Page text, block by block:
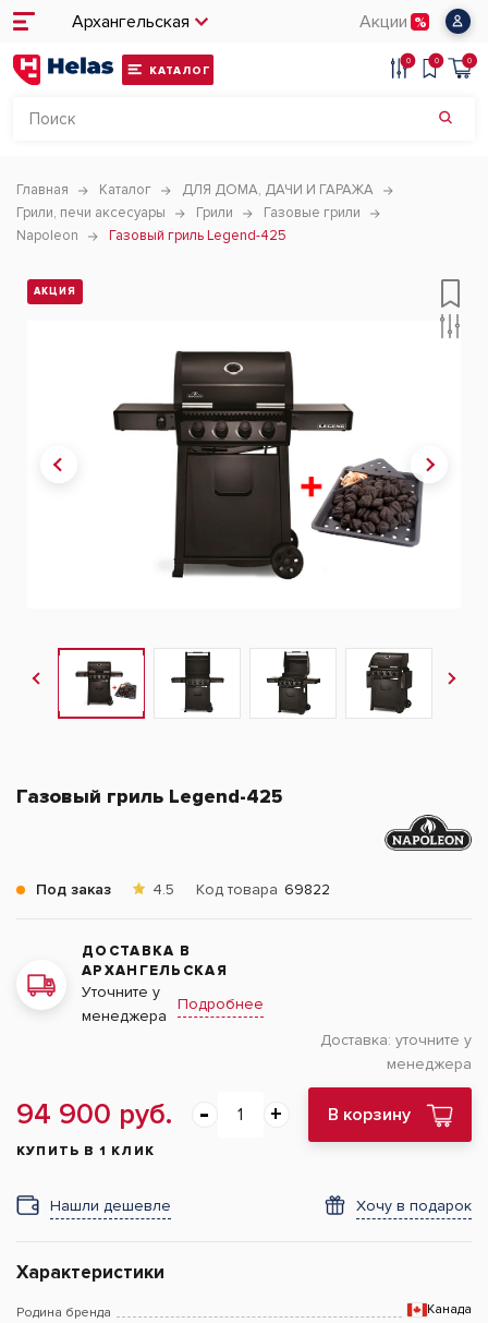
Архангельская Акции
КАТАЛОГ
0 0 0
Главная Каталог
ДЛЯ ДОМА, ДАЧИ И ГАРАЖА
Грили, печи аксесуары
Грили
Газовые грили
Napoleon
Газовый гриль Legend-425
АКЦИЯ
Газовый гриль Legend-425
Под заказ 4.5 Код товара 69822
ДОСТАВКА В
АРХАНГЕЛЬСКАЯ
Уточните у
менеджера
Подробнее
Доставка: уточните у
менеджера
94 900 руб. В корзину
КУПИТЬ В 1 КЛИК
Нашли дешевле Хочу в подарок
Характеристики
Родина бренда Канада